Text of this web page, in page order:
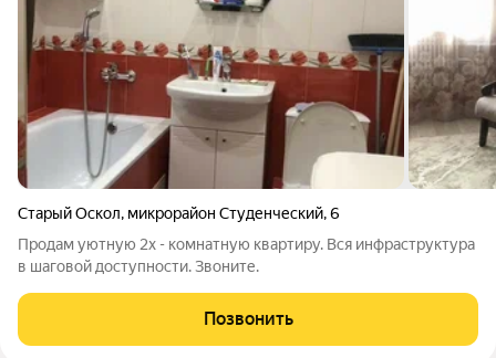
Старый Оскол, микрорайон Студенческий,6
Продам уютную 2х - комнатную квартиру. Вся инфраструктура
в шаговой доступности. Звоните.
Позвонить